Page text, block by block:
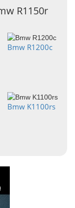
R1150r
Bmw R1200c
Bmw K1100rs